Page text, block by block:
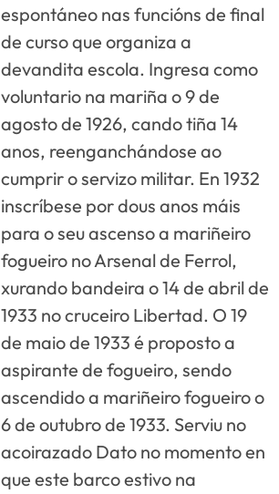
espontáneo nas funcións de final
de curso que organiza a
devandita escola. Ingresa como
voluntario na mariña o 9 de
agosto de 1926, cando tiña 14
anos, reenganchándose ao
cumprir o servizo militar. En 1932
inscríbese por dous anos máis
para o seu ascenso a mariñeiro
fogueiro no Arsenal de Ferrol,
xurando bandeira o 14 de abril de
1933 no cruceiro Libertad. O 19
de maio de 1933 é proposto a
aspirante de fogueiro, sendo
ascendido a mariñeiro fogueiro o
6 de outubro de 1933. Serviu no
acoirazado Dato no momento en
que este barco estivo na